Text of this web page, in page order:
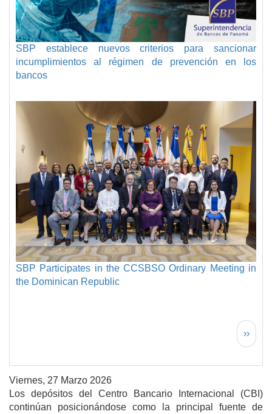
SBP establece nuevos criterios para sancionar
incumplimientos al régimen de prevención en los
bancos
SBP Participates in the CCSBSO Ordinary Meeting in
the Dominican Republic
››
Viernes, 27 Marzo 2026
Los depósitos del Centro Bancario Internacional (CBI)
continúan posicionándose como la principal fuente de